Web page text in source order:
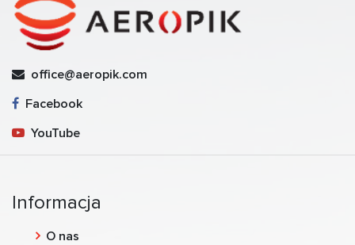
office@aeropik.com
Facebook
YouTube
Informacja
O nas